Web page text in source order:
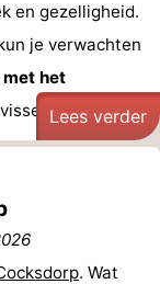
en gezelligheid.
je verwachten
met het
...
Lees verder
. Wat